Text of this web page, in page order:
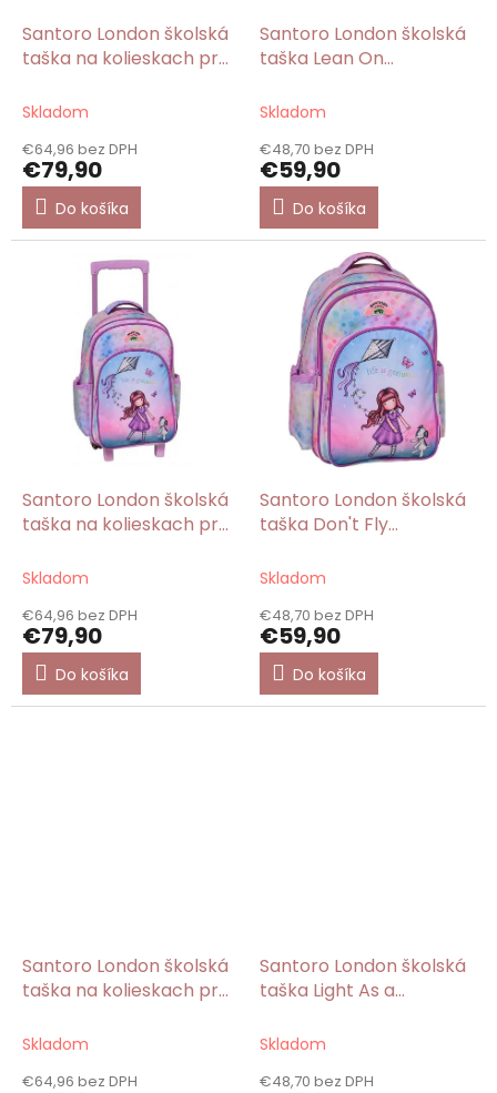
Santoro London školská
taška na kolieskach pre
Me/Gorjuss
Skladom
€64,96 bez DPH
€79,90
Do košíka
Santoro London školská
taška Lean On
Skladom
€48,70 bez DPH
€59,90
Do košíka
Santoro London školská
taška na kolieskach pre
Away/Gorjuss
Skladom
€64,96 bez DPH
€79,90
Do košíka
Santoro London školská
taška Don't Fly
Skladom
€48,70 bez DPH
€59,90
Do košíka
Santoro London školská
taška na kolieskach pre
Feather/Gorjuss
Skladom
€64,96 bez DPH
Santoro London školská
taška Light As a
Skladom
€48,70 bez DPH